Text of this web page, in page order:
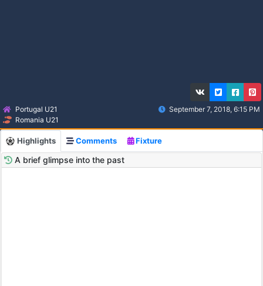
Portugal U21
Romania U21
September 7, 2018, 6:15 PM
Highlights Comments Fixture
A brief glimpse into the past